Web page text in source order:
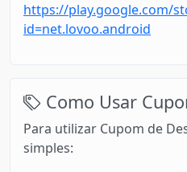
https://play.google.com/
id=net.lovoo.android
Como Usar
Para utilizar Cupom de
simples: